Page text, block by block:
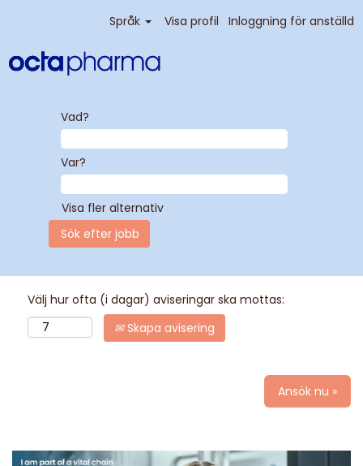
Språk Visa profil Inloggning för anställd
Vad?
Var?
Visa fler alternativ
Välj hur ofta (i dagar) aviseringar ska mottas:
Skapa avisering
Ansök nu »